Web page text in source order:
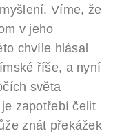
Víme, že
v jeho
chvíle hlásal
říše, a nyní
světa
zapotřebí čelit
znát překážek